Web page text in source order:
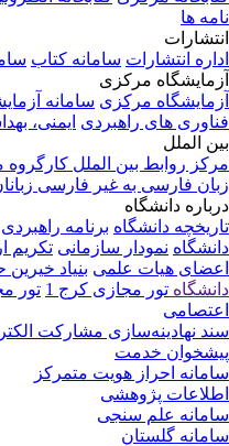
نامه ها
انتشارات
اداره انتشارات سامانه کتاب
آزمایشگاه مرکزی
آزمایشگاه مرکزی سامانه
فناوری های راهبردی ایمنی،
بین الملل
مرکز روابط بین الملل کارگروه
زبان فارسی به غیر فارسی
درباره دانشگاه
تاریخچه دانشگاه برنامه راهبردی
دانشگاه نمودار سازمانی تکریم
اعضای هیات علمی بنیاد
دانشگاه تور مجازی کرج 1 تور
اعتصامی
سند نهادینه‌سازی مشارکت
پیشخوان خدمت
سامانه احراز هویت متمرکز
اطلاعات پژوهشی
سامانه علم سنجی
سامانه گلستان